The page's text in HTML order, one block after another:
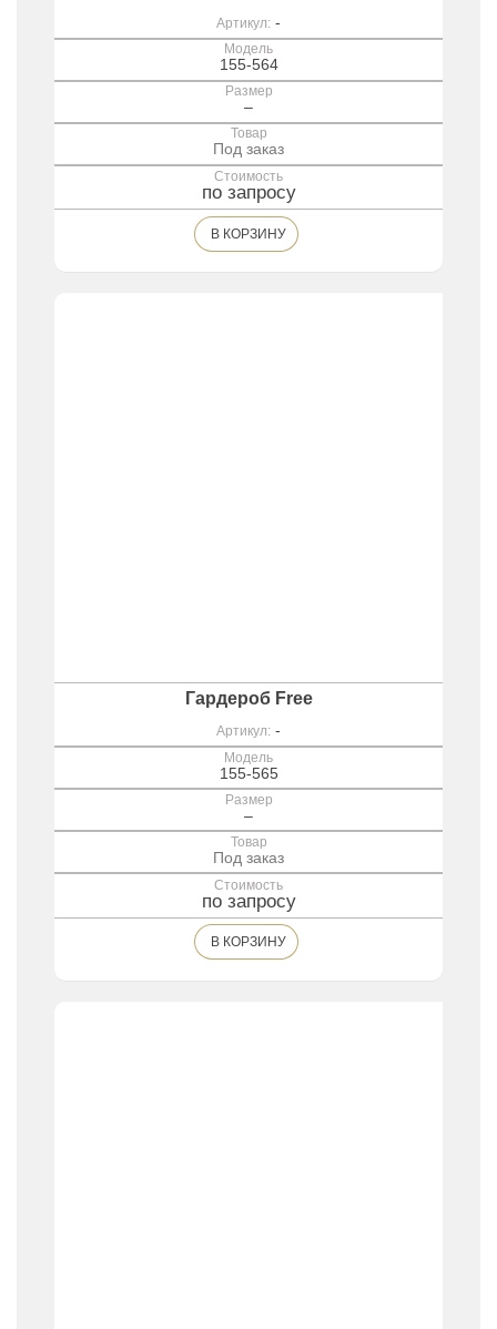
Артикул: -
Модель
155-564
Размер
–
Товар
Под заказ
Стоимость
по запросу
В КОРЗИНУ
Гардероб Free
Артикул: -
Модель
155-565
Размер
–
Товар
Под заказ
Стоимость
по запросу
В КОРЗИНУ